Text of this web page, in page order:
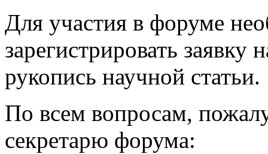
Для участия в форуме
зарегистрировать
рукопись научной статьи.
По всем вопросам,
секретарю форума: